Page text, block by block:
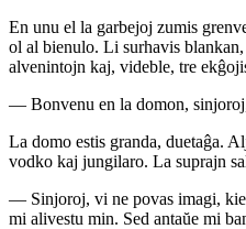
En unu el la garbejoj zumis
ol al bienulo. Li surhavis
alvenintojn kaj, videble, tre
— Bonvenu en la domon,
La domo estis granda, duetaĝa.
vodko kaj jungilaro. La suprajn
— Sinjoroj, vi ne povas imagi,
mi alivestu min. Sed antaŭe mi